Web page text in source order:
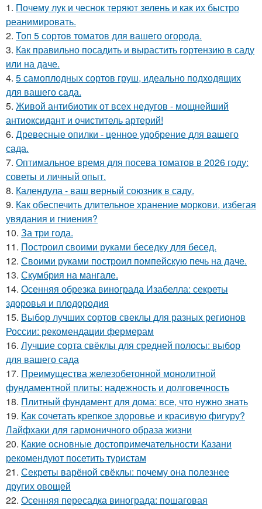
1. Почему лук и чеснок теряют зелень и как их быстро
реанимировать.
2. Топ 5 сортов томатов для вашего огорода.
3. Как правильно посадить и вырастить гортензию в саду
или на даче.
4. 5 самоплодных сортов груш, идеально подходящих
для вашего сада.
5. Живой антибиотик от всех недугов - мощнейший
антиоксидант и очиститель артерий!
6. Древесные опилки - ценное удобрение для вашего
сада.
7. Оптимальное время для посева томатов в 2026 году:
советы и личный опыт.
8. Календула - ваш верный союзник в саду.
9. Как обеспечить длительное хранение моркови, избегая
увядания и гниения?
10. За три года.
11. Построил своими руками беседку для бесед.
12. Своими руками построил помпейскую печь на даче.
13. Скумбрия на мангале.
14. Осенняя обрезка винограда Изабелла: секреты
здоровья и плодородия
15. Выбор лучших сортов свеклы для разных регионов
России: рекомендации фермерам
16. Лучшие сорта свёклы для средней полосы: выбор
для вашего сада
17. Преимущества железобетонной монолитной
фундаментной плиты: надежность и долговечность
18. Плитный фундамент для дома: все, что нужно знать
19. Как сочетать крепкое здоровье и красивую фигуру?
Лайфхаки для гармоничного образа жизни
20. Какие основные достопримечательности Казани
рекомендуют посетить туристам
21. Секреты варёной свёклы: почему она полезнее
других овощей
22. Осенняя пересадка винограда: пошаговая